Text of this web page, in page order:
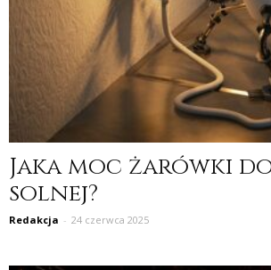
Jaka moc żarówki
solnej?
Redakcja - 24 czerwca 2025